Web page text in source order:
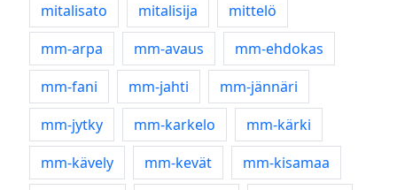
mitalisato
mitalisija
mittelö
mm-arpa
mm-avaus
mm-ehdokas
mm-fani
mm-jahti
mm-jännäri
mm-jytky
mm-karkelo
mm-kärki
mm-kävely
mm-kevät
mm-kisamaa